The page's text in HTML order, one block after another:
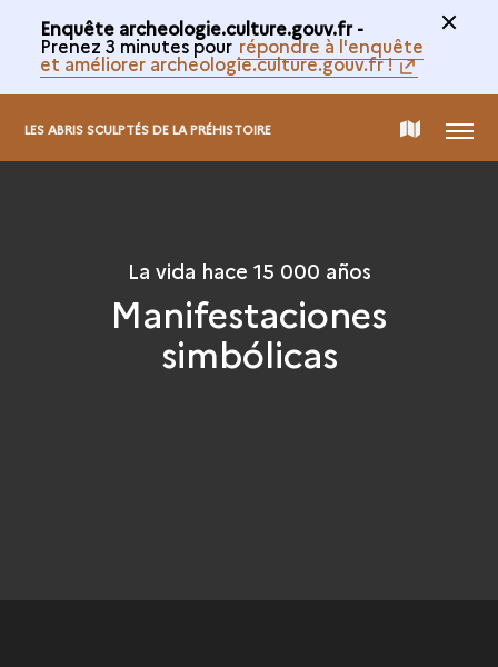
Enquête archeologie.culture.gouv.fr -
Prenez 3 minutes pour répondre à l'enquête
et améliorer archeologie.culture.gouv.fr !
LES ABRIS SCULPTÉS DE LA PRÉHISTOIRE MAPA MENÚ
La vida hace 15 000 años
Manifestaciones
simbólicas